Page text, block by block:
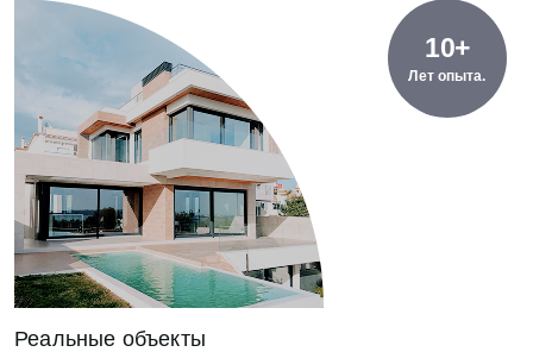
10+
Лет опыта.
Реальные объекты